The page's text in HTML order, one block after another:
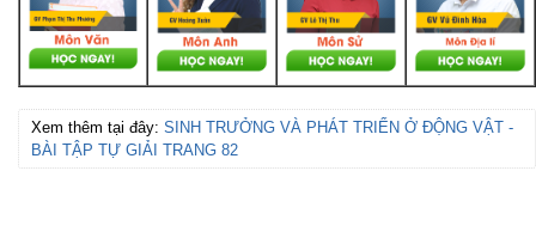
Xem thêm tại đây: SINH TRƯỞNG VÀ PHÁT TRIỂN Ở ĐỘNG VẬT -
BÀI TẬP TỰ GIẢI TRANG 82